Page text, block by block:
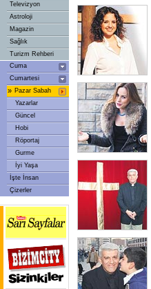
Televizyon
Astroloji
Magazin
Sağlık
Turizm Rehberi
Cuma
Cumartesi
» Pazar Sabah
Yazarlar
Güncel
Hobi
Röportaj
Gurme
İyi Yaşa
İşte İnsan
Çizerler